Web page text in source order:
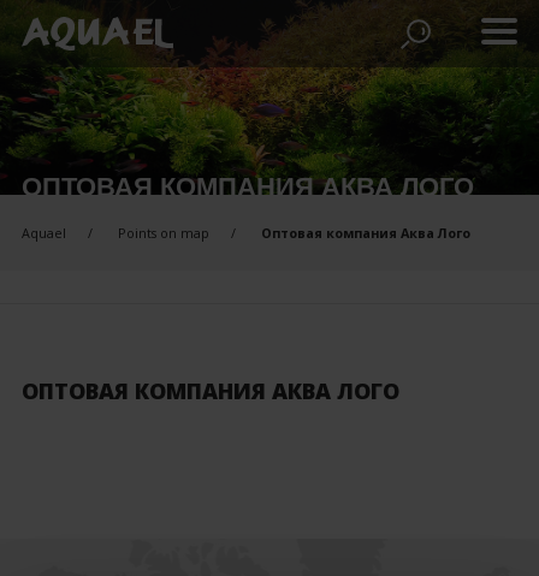
ОПТОВАЯ КОМПАНИЯ АКВА ЛОГО
Aquael Points on map Оптовая компания Аква Лого
ОПТОВАЯ КОМПАНИЯ АКВА ЛОГО